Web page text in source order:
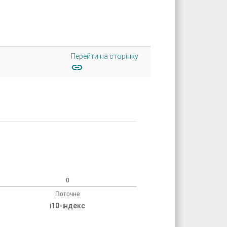
Перейти на сторінку
link
і10-індекс